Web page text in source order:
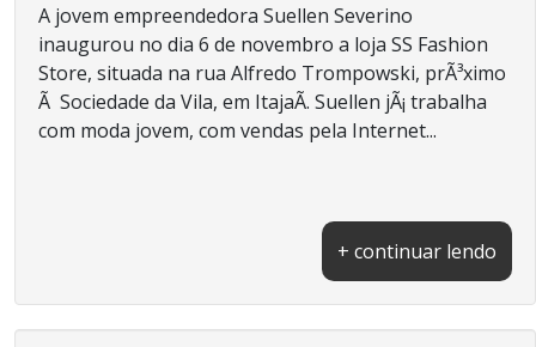
A jovem empreendedora Suellen Severino
inaugurou no dia 6 de novembro a loja SS Fashion
Store, situada na rua Alfredo Trompowski, prÃ³ximo
Ã Sociedade da Vila, em ItajaÃ­. Suellen jÃ¡ trabalha
com moda jovem, com vendas pela Internet...
+ continuar lendo